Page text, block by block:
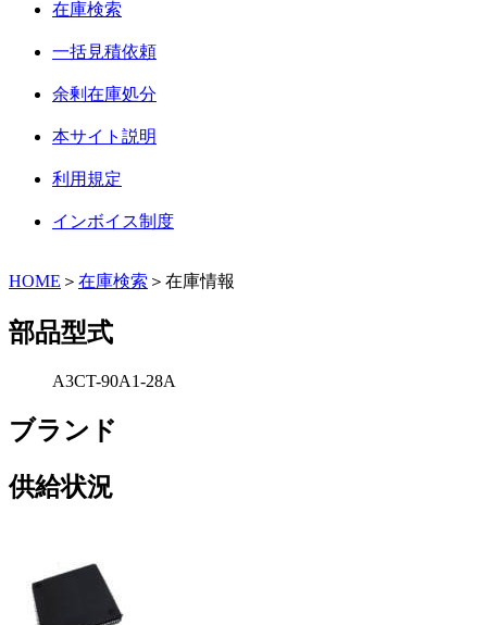
在庫検索
一括見積依頼
余剰在庫処分
本サイト説明
利用規定
インボイス制度
HOME ＞ 在庫検索 ＞在庫情報
部品型式
A3CT-90A1-28A
ブランド
供給状況